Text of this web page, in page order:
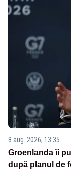
8 aug. 2026, 13:35
Groenlanda îi
după planul de